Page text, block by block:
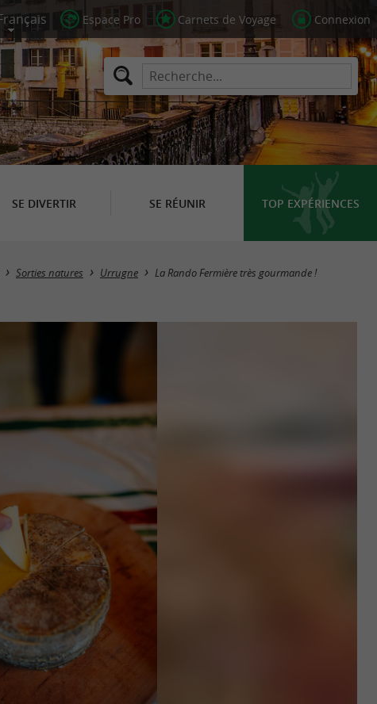
Espace Pro Carnets de Voyage Connexion
SE DIVERTIR SE RÉUNIR TOP EXPÉRIENCES
Sorties natures Urrugne La Rando Fermière très gourmande !